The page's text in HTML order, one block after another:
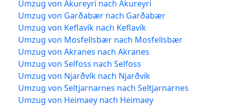
Umzug von Akureyri nach Akureyri
Umzug von Garðabær nach Garðabær
Umzug von Keflavík nach Keflavík
Umzug von Mosfellsbær nach Mosfellsbær
Umzug von Akranes nach Akranes
Umzug von Selfoss nach Selfoss
Umzug von Njarðvík nach Njarðvík
Umzug von Seltjarnarnes nach Seltjarnarnes
Umzug von Heimaey nach Heimaey